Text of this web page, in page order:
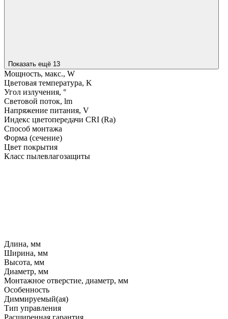
Показать ещё 13
Мощность, макс., W
Цветовая температура, K
Угол излучения, °
Световой поток, lm
Напряжение питания, V
Индекс цветопередачи CRI (Ra)
Способ монтажа
Форма (сечение)
Цвет покрытия
Класс пылевлагозащиты
Длина, мм
Ширина, мм
Высота, мм
Диаметр, мм
Монтажное отверстие, диаметр, мм
Особенность
Диммируемый(ая)
Тип управления
Расширенная гарантия